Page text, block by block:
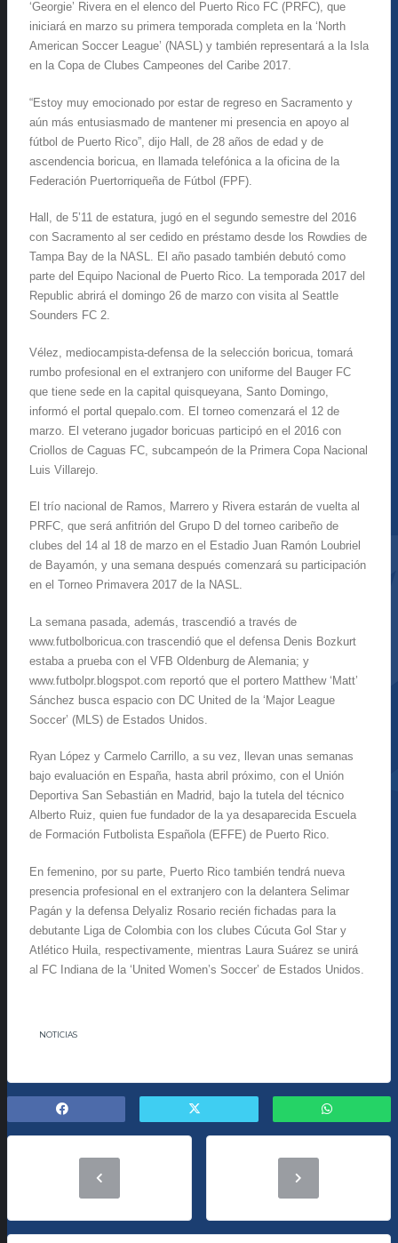
‘Georgie’ Rivera en el elenco del Puerto Rico FC (PRFC), que
iniciará en marzo su primera temporada completa en la ‘North
American Soccer League’ (NASL) y también representará a la Isla
en la Copa de Clubes Campeones del Caribe 2017.
“Estoy muy emocionado por estar de regreso en Sacramento y
aún más entusiasmado de mantener mi presencia en apoyo al
fútbol de Puerto Rico”, dijo Hall, de 28 años de edad y de
ascendencia boricua, en llamada telefónica a la oficina de la
Federación Puertorriqueña de Fútbol (FPF).
Hall, de 5’11 de estatura, jugó en el segundo semestre del 2016
con Sacramento al ser cedido en préstamo desde los Rowdies de
Tampa Bay de la NASL. El año pasado también debutó como
parte del Equipo Nacional de Puerto Rico. La temporada 2017 del
Republic abrirá el domingo 26 de marzo con visita al Seattle
Sounders FC 2.
Vélez, mediocampista-defensa de la selección boricua, tomará
rumbo profesional en el extranjero con uniforme del Bauger FC
que tiene sede en la capital quisqueyana, Santo Domingo,
informó el portal quepalo.com. El torneo comenzará el 12 de
marzo. El veterano jugador boricuas participó en el 2016 con
Criollos de Caguas FC, subcampeón de la Primera Copa Nacional
Luis Villarejo.
El trío nacional de Ramos, Marrero y Rivera estarán de vuelta al
PRFC, que será anfitrión del Grupo D del torneo caribeño de
clubes del 14 al 18 de marzo en el Estadio Juan Ramón Loubriel
de Bayamón, y una semana después comenzará su participación
en el Torneo Primavera 2017 de la NASL.
La semana pasada, además, trascendió a través de
www.futbolboricua.con trascendió que el defensa Denis Bozkurt
estaba a prueba con el VFB Oldenburg de Alemania; y
www.futbolpr.blogspot.com reportó que el portero Matthew ‘Matt’
Sánchez busca espacio con DC United de la ‘Major League
Soccer’ (MLS) de Estados Unidos.
Ryan López y Carmelo Carrillo, a su vez, llevan unas semanas
bajo evaluación en España, hasta abril próximo, con el Unión
Deportiva San Sebastián en Madrid, bajo la tutela del técnico
Alberto Ruiz, quien fue fundador de la ya desaparecida Escuela
de Formación Futbolista Española (EFFE) de Puerto Rico.
En femenino, por su parte, Puerto Rico también tendrá nueva
presencia profesional en el extranjero con la delantera Selimar
Pagán y la defensa Delyaliz Rosario recién fichadas para la
debutante Liga de Colombia con los clubes Cúcuta Gol Star y
Atlético Huila, respectivamente, mientras Laura Suárez se unirá
al FC Indiana de la ‘United Women’s Soccer’ de Estados Unidos.
NOTICIAS